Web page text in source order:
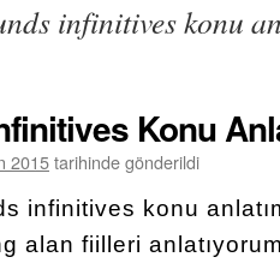
infinitives konu
Konu
2015tarihinde gönderildi
infinitives konu
alan fiilleri